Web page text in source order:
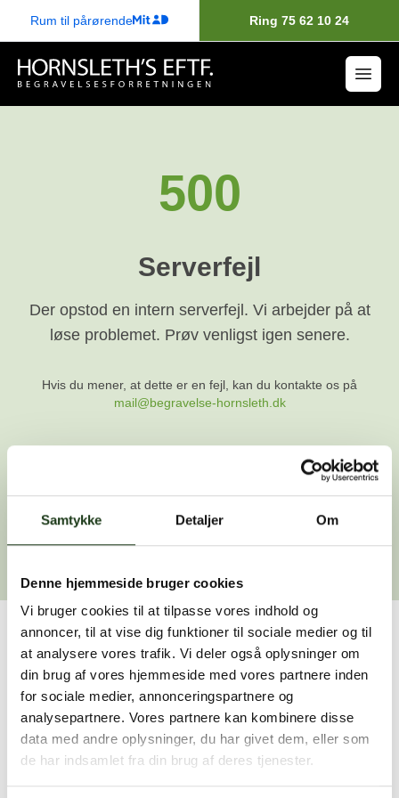
Samtykke Detaljer Om
Denne hjemmeside bruger cookies
Vi bruger cookies til at tilpasse vores indhold og
annoncer, til at vise dig funktioner til sociale medier og til
at analysere vores trafik. Vi deler også oplysninger om
din brug af vores hjemmeside med vores partnere inden
for sociale medier, annonceringspartnere og
analysepartnere. Vores partnere kan kombinere disse
data med andre oplysninger, du har givet dem, eller som
de har indsamlet fra din brug af deres tjenester.
Rum til pårørende Ring 75 62 10 24
500
Serverfejl
Der opstod en intern serverfejl. Vi arbejder på at
løse problemet. Prøv venligst igen senere.
Hvis du mener, at dette er en fejl, kan du kontakte os på
mail@begravelse-hornsleth.dk
Gå tilbage
Har du brug for hjælp?
Vi er her for at hjælpe dig. Du er velkommen til at kontakte
os, hvis du har spørgsmål eller brug for assistance.
59 45 10 14
Find nærmeste afdeling